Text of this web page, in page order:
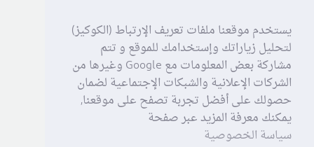
يستخدم موقعنا ملفات تعريف الإرتباط (الكوكيز)
لتحليل زياراتك وإستخدامك للموقع و تتم
مشاركة بعض المعلومات مع Google وغيرها من
الشركات الإعلانية والشبكات الإجتماعية لضمان
حصولك على أفضل تجربة تصفح على موقعنا,
يمكنك معرفة المزيد عبر صفحة
سياسة الخصوصية